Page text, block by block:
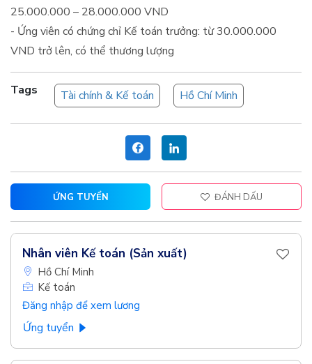
25.000.000 – 28.000.000 VND
- Ứng viên có chứng chỉ Kế toán trưởng: từ 30.000.000
VND trở lên, có thể thương lượng
Tags Tài chính & Kế toán Hồ Chí Minh
ỨNG TUYỂN ĐÁNH DẤU
Nhân viên Kế toán (Sản xuất)
Hồ Chí Minh
Kế toán
Đăng nhập để xem lương
Ứng tuyển